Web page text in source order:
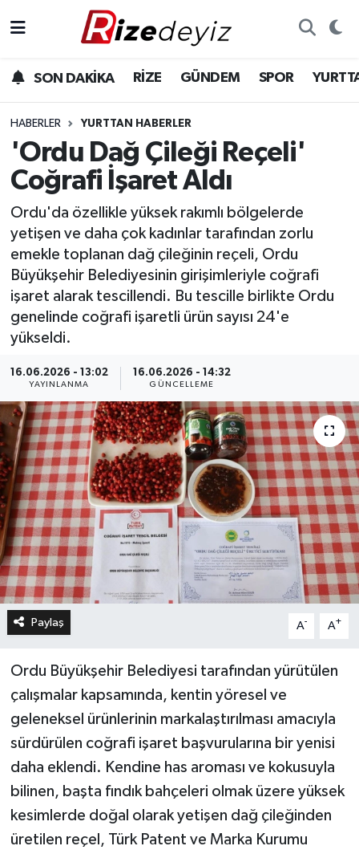
SON DAKİKA RİZE GÜNDEM SPOR
HABERLER YURTTAN HABERLER
'Ordu Dağ Çileği Reçeli'
Coğrafi İşaret Aldı
Ordu'da özellikle yüksek rakımlı bölgelerde
yetişen ve daha çok kadınlar tarafından zorlu
emekle toplanan dağ çileğinin reçeli, Ordu
Büyükşehir Belediyesinin girişimleriyle coğrafi
işaret alarak tescillendi. Bu tescille birlikte Ordu
genelinde coğrafi işaretli ürün sayısı 24'e
yükseldi.
16.06.2026 - 13:02
YAYINLANMA
16.06.2026 - 14:32
GÜNCELLEME
Paylaş A- A+
Ordu Büyükşehir Belediyesi tarafından yürütülen
çalışmalar kapsamında, kentin yöresel ve
geleneksel ürünlerinin markalaştırılması amacıyla
sürdürülen coğrafi işaret başvurularına bir yenisi
daha eklendi. Kendine has aroması ve kokusuyla
bilinen, başta fındık bahçeleri olmak üzere yüksek
kesimlerde doğal olarak yetişen dağ çileğinden
üretilen reçel, Türk Patent ve Marka Kurumu
Gündem
Yurttan Haberler
Ekonomi
Teknoloji
Sağlık
Rize Hava Durumu
Rize Trafik Yoğunluk Haritası
Süper Lig Puan Durumu ve Fikstür
Tüm Manşetler
Son Dakika Haberleri